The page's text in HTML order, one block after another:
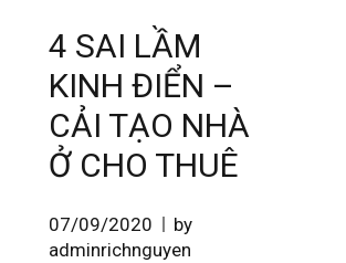
4 SAI LẦM
KINH ĐIỂN –
CẢI TẠO NHÀ
Ở CHO THUÊ
07/09/2020
by
adminrichnguyen